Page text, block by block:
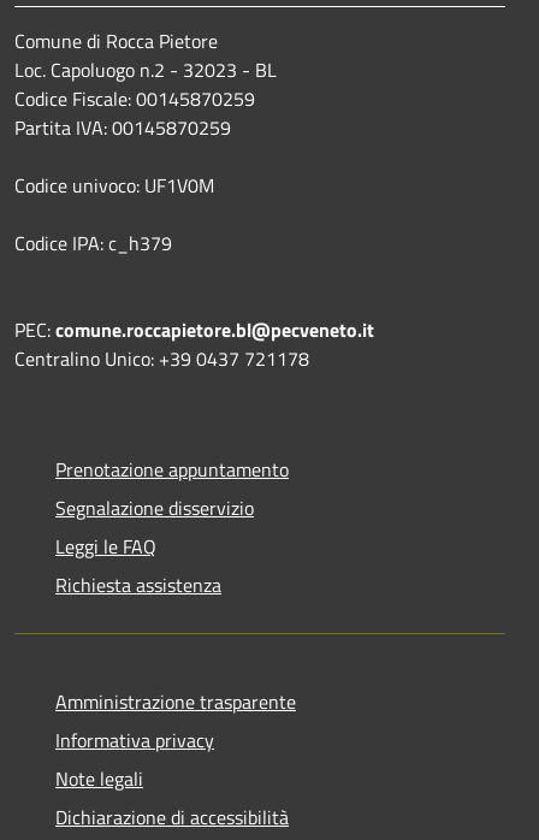
Comune di Rocca Pietore
Loc. Capoluogo n.2 - 32023 - BL
Codice Fiscale: 00145870259
Partita IVA: 00145870259
Codice univoco: UF1V0M
Codice IPA: c_h379
PEC:comune.roccapietore.bl@pecveneto.it
Centralino Unico: +39 0437 721178
Prenotazione appuntamento
Segnalazione disservizio
Leggi le FAQ
Richiesta assistenza
Amministrazione trasparente
Informativa privacy
Note legali
Dichiarazione di accessibilità